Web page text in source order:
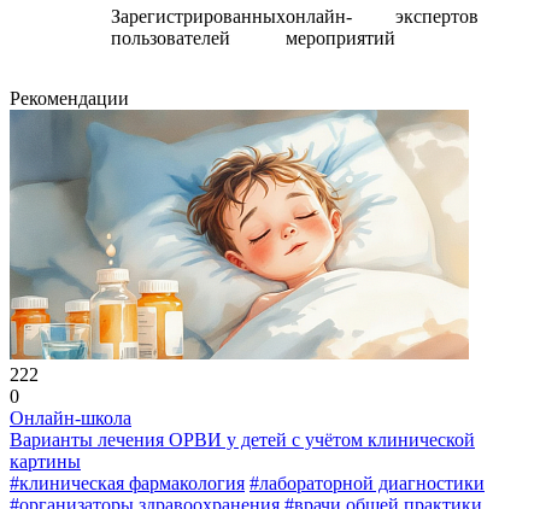
Зарегистрированных
пользователей
онлайн-
мероприятий
экспертов
Рекомендации
222
0
Онлайн-школа
Варианты лечения ОРВИ у детей с учётом клинической
картины
#клиническая фармакология #лабораторной диагностики
#организаторы здравоохранения #врачи общей практики